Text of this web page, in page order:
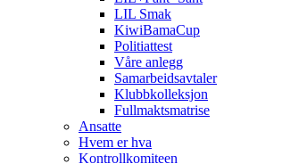
LIL Smak
KiwiBamaCup
Politiattest
Våre anlegg
Samarbeidsavtaler
Klubbkolleksjon
Fullmaktsmatrise
Ansatte
Hvem er hva
Kontrollkomiteen